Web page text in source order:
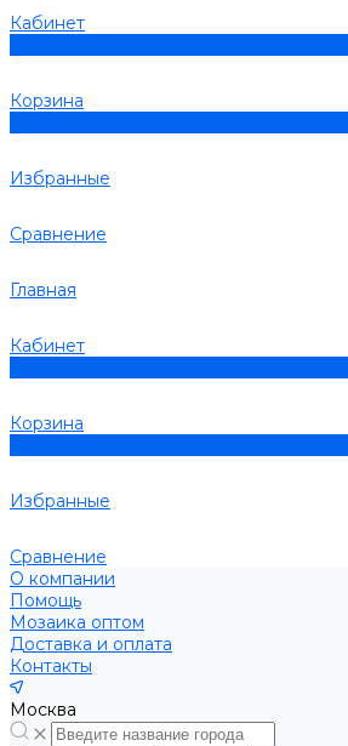
Кабинет
Корзина
Избранные
Сравнение
Главная
Кабинет
Корзина
Избранные
Сравнение
О компании
Помощь
Мозаика оптом
Доставка и оплата
Контакты
Москва